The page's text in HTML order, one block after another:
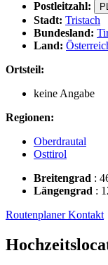
Postleitzahl:
Stadt: Tristach
Bundesland:
Land:
Ortsteil:
keine Angabe
Regionen:
Oberdrautal
Osttirol
Breitengrad :
Längengrad :
RoutenplanerKontakt